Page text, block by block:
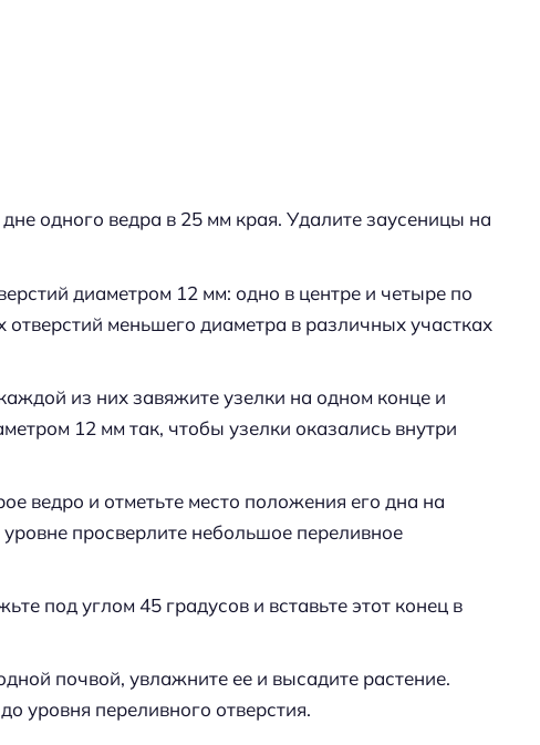
одного ведра в 25 мм края. Удалите заусеницы на
диаметром 12 мм: одно в центре и четыре по
меньшего диаметра в различных участках
из них завяжите узелки на одном конце и
12 мм так, чтобы узелки оказались внутри
ведро и отметьте место положения его дна на
просверлите небольшое переливное
под углом 45 градусов и вставьте этот конец в
почвой, увлажните ее и высадите растение.
уровня переливного отверстия.